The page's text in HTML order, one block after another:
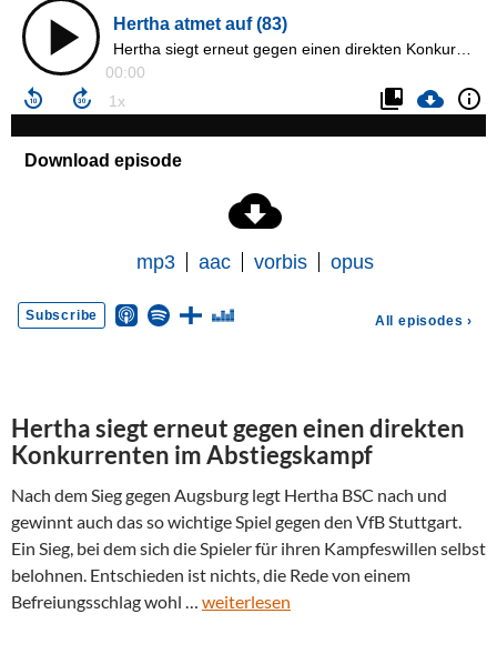
Hertha siegt erneut gegen einen direkten
Konkurrenten im Abstiegskampf
Nach dem Sieg gegen Augsburg legt Hertha BSC nach und
gewinnt auch das so wichtige Spiel gegen den VfB Stuttgart.
Ein Sieg, bei dem sich die Spieler für ihren Kampfeswillen selbst
belohnen. Entschieden ist nichts, die Rede von einem
Befreiungsschlag wohl … weiterlesen